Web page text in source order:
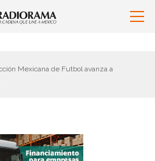
Mexicana de Futbol avanza a